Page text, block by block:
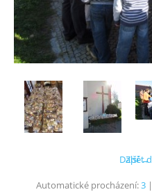
Další →
Zpět
Automatické procházení:3 |